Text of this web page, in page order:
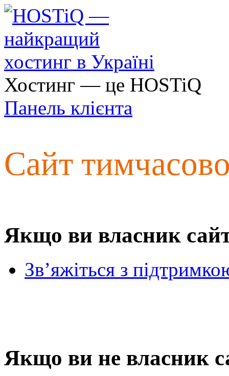
Хостинг — це HOSTiQ
Панель клієнта
Сайт
Якщо ви власник
Зв’яжіться з
Якщо ви не власник